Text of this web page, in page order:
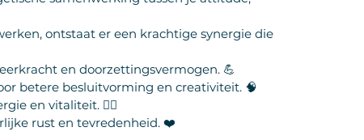
ontstaat er een krachtige synergie die
en doorzettingsvermogen. 💪
betere besluitvorming en creativiteit. 🧠
en vitaliteit. 🏃‍♀️
rust en tevredenheid. ❤️